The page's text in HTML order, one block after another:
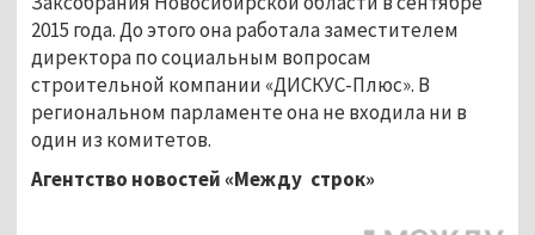
2015 года. До этого она работала заместителем
директора по социальным вопросам
строительной компании «ДИСКУС-Плюс». В
региональном парламенте она не входила ни в
один из комитетов.
Агентство новостей «Между строк»